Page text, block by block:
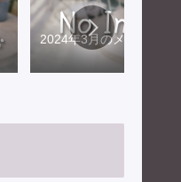
2024年3月のメンテナン